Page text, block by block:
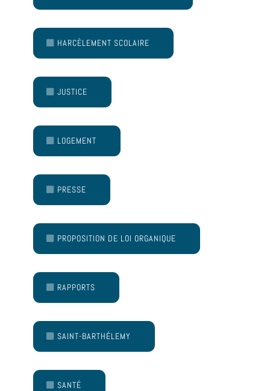
HARCÈLEMENT SCOLAIRE
JUSTICE
LOGEMENT
PRESSE
PROPOSITION DE LOI ORGANIQUE
RAPPORTS
SAINT-BARTHÉLEMY
SANTÉ